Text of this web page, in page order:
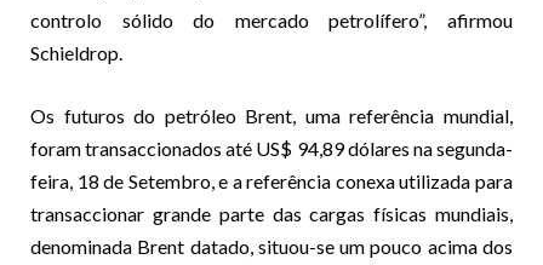
controlo sólido do mercado petrolífero”, afirmou
Schieldrop.
Os futuros do petróleo Brent, uma referência mundial,
foram transaccionados até US$ 94,89 dólares na segunda-
feira, 18 de Setembro, e a referência conexa utilizada para
transaccionar grande parte das cargas físicas mundiais,
denominada Brent datado, situou-se um pouco acima dos